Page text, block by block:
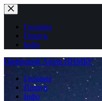
Перейти
до
вмістуГоловна
Пошук
Інфо
Цифровий Архів ННМБУ
Головна
Пошук
Інфо